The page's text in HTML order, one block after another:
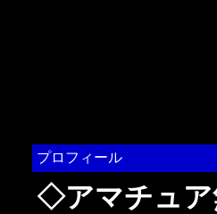
プロフィール
◇アマチュア